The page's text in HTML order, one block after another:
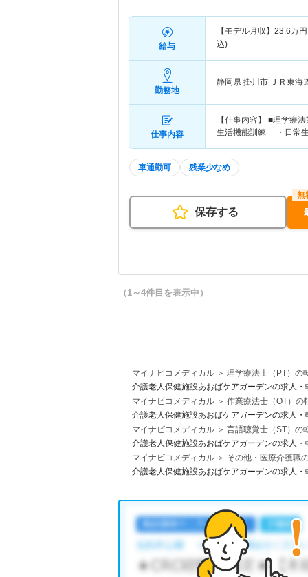
給与
【モデル月収】 23.6万
込)
勤務地
静岡県 掛川市 ＪＲ東海
仕事内容
【仕事内容】 ■理学
生活機能訓練 ・日常
車通勤可 残業少なめ
保存する
（1～4件目を表示中）
マイナビコメディカル
理学療法士（PT）の
介護老人保健施設あおばケアガーデンの求人
マイナビコメディカル
作業療法士（OT）の
介護老人保健施設あおばケアガーデンの求人
マイナビコメディカル
言語聴覚士（ST）の
介護老人保健施設あおばケアガーデンの求人
マイナビコメディカル
その他・医療介護職
介護老人保健施設あおばケアガーデンの求人